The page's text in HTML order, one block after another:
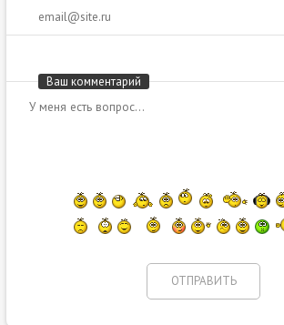
Ваш комментарий